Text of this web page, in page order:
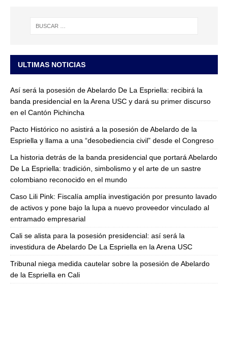
ULTIMAS NOTICIAS
Así será la posesión de Abelardo De La Espriella: recibirá la
banda presidencial en la Arena USC y dará su primer discurso
en el Cantón Pichincha
Pacto Histórico no asistirá a la posesión de Abelardo de la
Espriella y llama a una “desobediencia civil” desde el Congreso
La historia detrás de la banda presidencial que portará Abelardo
De La Espriella: tradición, simbolismo y el arte de un sastre
colombiano reconocido en el mundo
Caso Lili Pink: Fiscalía amplía investigación por presunto lavado
de activos y pone bajo la lupa a nuevo proveedor vinculado al
entramado empresarial
Cali se alista para la posesión presidencial: así será la
investidura de Abelardo De La Espriella en la Arena USC
Tribunal niega medida cautelar sobre la posesión de Abelardo
de la Espriella en Cali